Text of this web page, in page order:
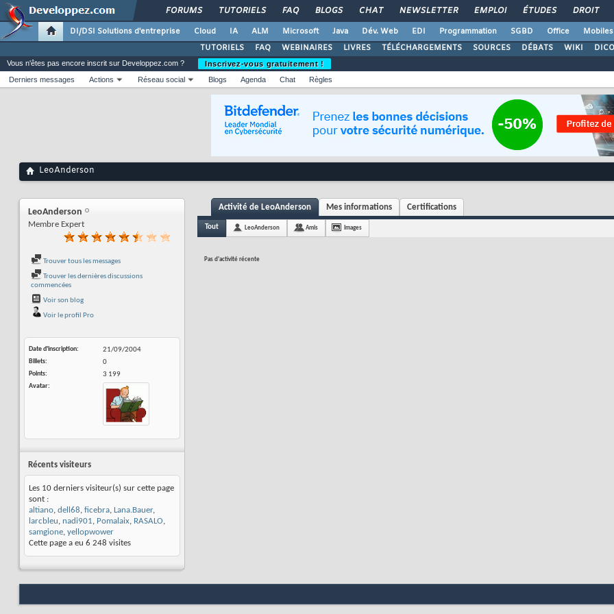
FORUMS TUTORIELS FAQ BLOGS CHAT NEWSLETTER EMPLOI ÉTUDES DROIT
DI/DSI Solutions d'entreprise Cloud IA ALM Microsoft Java Dév. Web EDI Programmation SGBD Office Mobiles
TUTORIELS
FAQ WEBINAIRES LIVRES TÉLÉCHARGEMENTS SOURCES DÉBATS WIKI DICO
Vous n'êtes pas encore inscrit sur Developpez.com ?
Inscrivez-vous gratuitement !
Derniers messages
Actions Réseau social Blogs Agenda Chat Règles
LeoAnderson
LeoAnderson
Membre Expert
Trouver tous les messages
Trouver les dernières discussions
commencées
Voir son blog
Voir le profil Pro
Date d'inscription
21/09/2004
Billets
0
Points
3 199
Avatar
Récents visiteurs
Les 10 derniers visiteur(s) sur cette page
sont :
altiano, dell68, ficebra, Lana.Bauer,
larcbleu, nadi901, Pomalaix, RASALO,
samgione, yellopwower
Cette page a eu 6 248 visites
Activité de LeoAnderson Mes informations Certifications
Tout LeoAnderson Amis Images
Pas d'activité récente